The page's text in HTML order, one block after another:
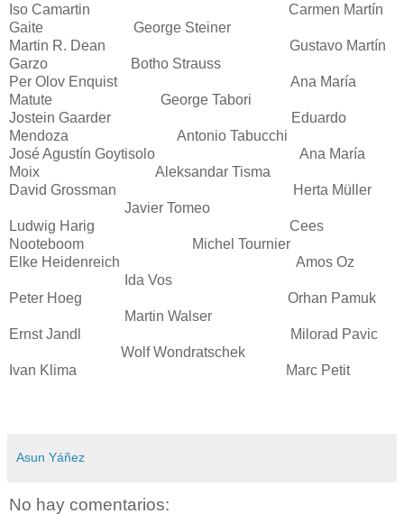
Iso Camartin Carmen Martín
Gaite George Steiner
Martin R. Dean Gustavo Martín
Garzo Botho Strauss
Per Olov Enquist Ana María
Matute George Tabori
Jostein Gaarder Eduardo
Mendoza Antonio Tabucchi
José Agustín Goytisolo Ana María
Moix Aleksandar Tisma
David Grossman Herta Müller
Javier Tomeo
Ludwig Harig Cees
Nooteboom Michel Tournier
Elke Heidenreich Amos Oz
Ida Vos
Peter Hoeg Orhan Pamuk
Martin Walser
Ernst Jandl Milorad Pavic
Wolf Wondratschek
Ivan Klima Marc Petit
Asun Yáñez
No hay comentarios: